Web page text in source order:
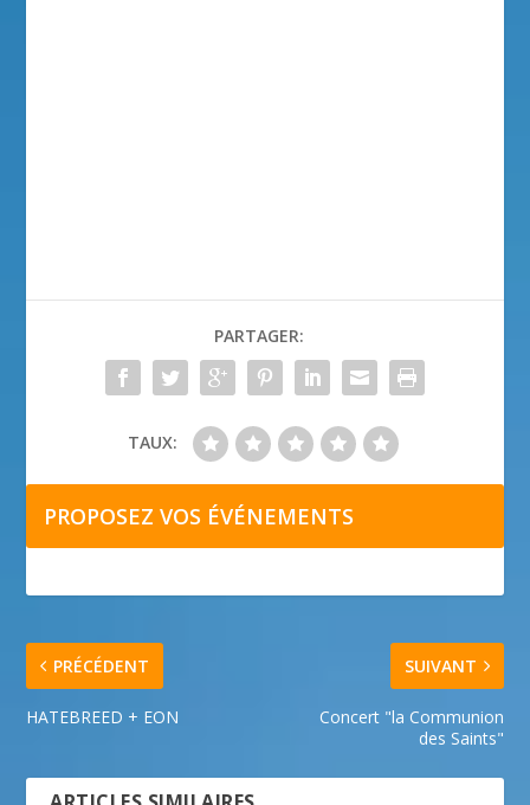
PARTAGER:
TAUX:
PROPOSEZ VOS ÉVÉNEMENTS
PRÉCÉDENT
HATEBREED + EON
SUIVANT
Concert "la Communion
des Saints"